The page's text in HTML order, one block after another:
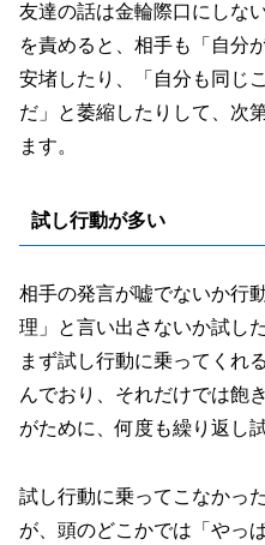
友達の話は金輪際口にしな
を責めると、相手も「自分
安堵したり、「自分も同じ
だ」と萎縮したりして、次
ます。
試し行動が多い
相手の発言が嘘でないか行
理」と言い出さないか試し
まず試し行動に乗ってくれ
んでおり、それだけでは飽
がために、何度も繰り返し
試し行動に乗ってこなかっ
が、頭のどこかでは「やっ